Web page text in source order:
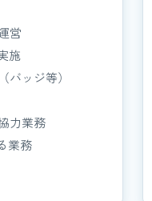
営
施
ッジ等）
力業務
業務